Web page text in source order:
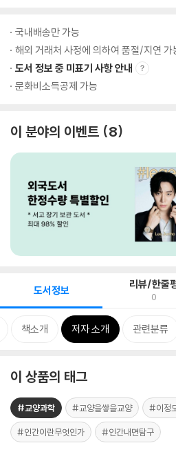
국내배송만 가능
해외 거래처 사정에 의하여 품절/지연 가
도서 정보 중 미표기 사항 안내
문화비소득공제 가능
이 분야의 이벤트 8
도서정보 리뷰/한줄
0
책소개 저자 소개 관련분류
이 상품의 태그
#교양과학 #교양을쌓을교양 #이정
#인간이란무엇인가 #인간내면탐구